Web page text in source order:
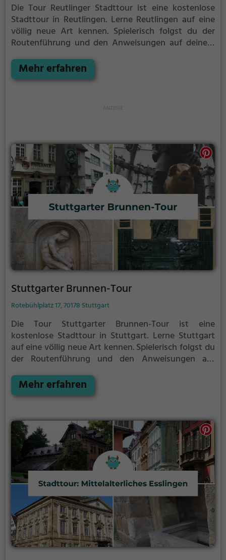
Die Tour Reutlinger Stadttour ist eine kostenlose
Stadttour in Reutlingen. Lerne Reutlingen auf eine
völlig neue Art kennen. Spielerisch folgst du der
Routenführung und den Anweisungen auf deinem
Reutlingen kennen.
Mehr erfahren
Stuttgarter Brunnen-Tour
Rotebühlplatz 17, 70178 Stuttgart
Die Tour Stuttgarter Brunnen-Tour ist eine
kostenlose Stadttour in Stuttgart. Lerne Stuttgart
auf eine völlig neue Art kennen.Spielerisch folgst du
der Routenführung und den Anweisungen auf
Ecken von Stuttgart kennen.
Mehr erfahren